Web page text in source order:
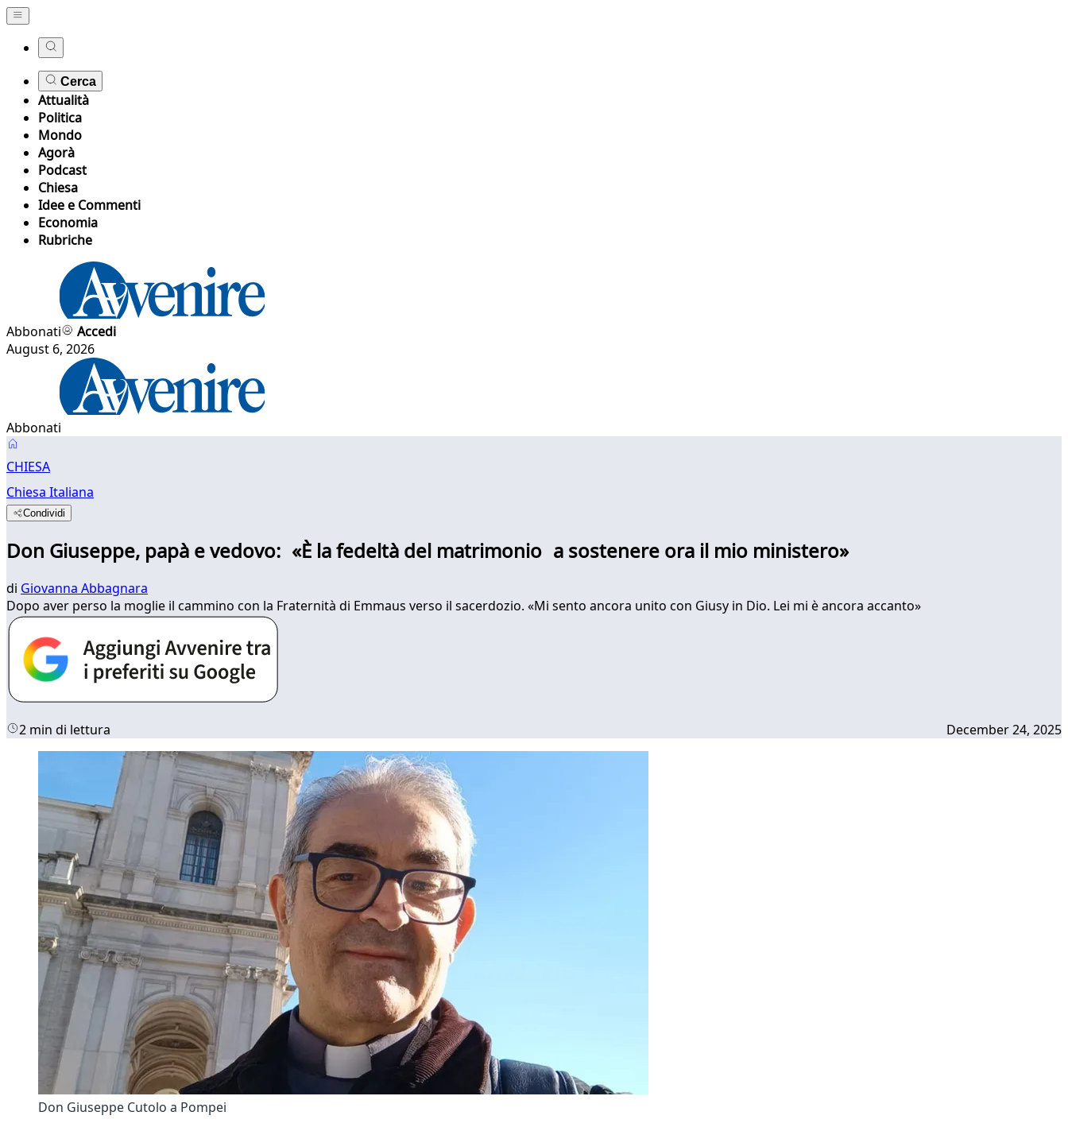
Cerca
Attualità
Politica
Mondo
Agorà
Podcast
Chiesa
Idee e Commenti
Economia
Rubriche
Abbonati
Accedi
August 6, 2026
Abbonati
CHIESA
Chiesa Italiana
Condividi
Don Giuseppe, papà e vedovo: «È la fedeltà del matrimonio a sostenere ora il mio ministero»
di Giovanna Abbagnara
Dopo aver perso la moglie il cammino con la Fraternità di Emmaus verso il sacerdozio. «Mi sento ancora unito con Giusy in Dio. Lei mi è ancora accanto»
2 min di lettura December 24, 2025
Don Giuseppe Cutolo a Pompei